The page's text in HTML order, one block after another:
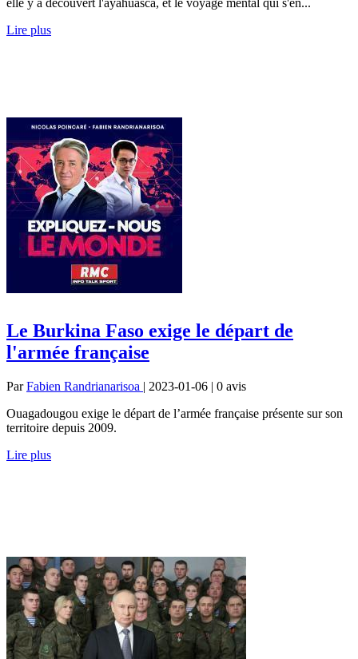
Lire plus
Le Burkina Faso exige le départ de
l'armée française
ParFabien Randrianarisoa | 2023-01-06 | 0 avis
Ouagadougou exige le départ de l’armée française présente sur son
territoire depuis 2009.
Lire plus